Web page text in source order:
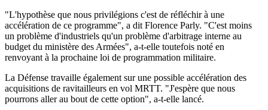
"L'hypothèse que nous privilégions c'est de réfléchir à une
accélération de ce programme", a dit Florence Parly. "C'est moins
un problème d'industriels qu'un problème d'arbitrage interne au
budget du ministère des Armées", a-t-elle toutefois noté en
renvoyant à la prochaine loi de programmation militaire.
La Défense travaille également sur une possible accélération des
acquisitions de ravitailleurs en vol MRTT. "J'espère que nous
pourrons aller au bout de cette option", a-t-elle lancé.